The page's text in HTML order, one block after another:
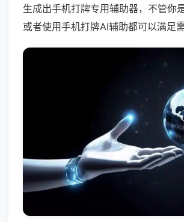
生成出手机打牌专用辅助器，不管你
或者使用手机打牌AI辅助都可以满足需